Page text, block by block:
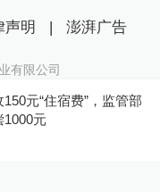
元“住宿费”，监管部
1000元
声明 | 澎湃广告
有限公司
备14003370号
号